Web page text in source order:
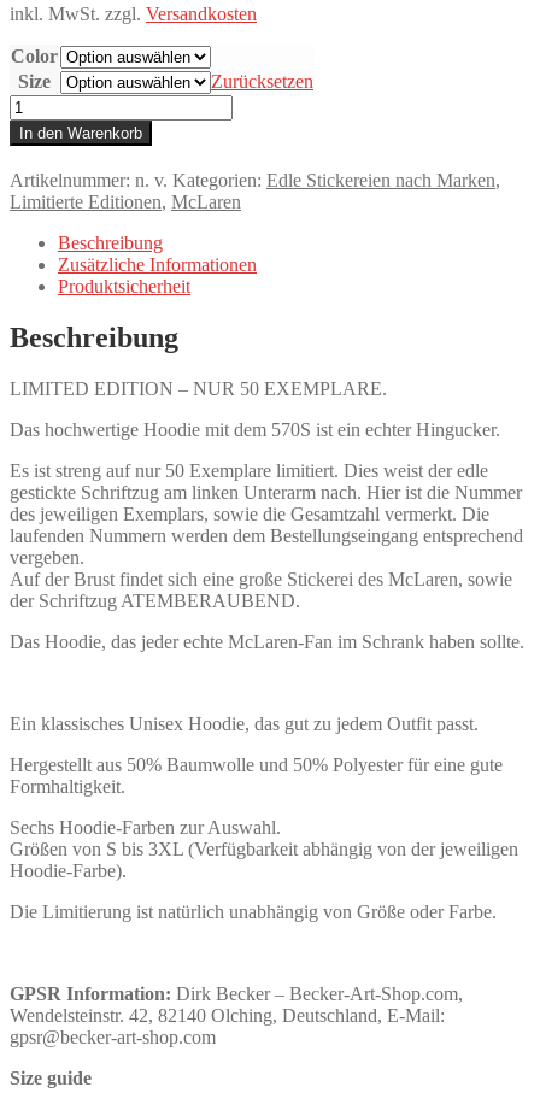
inkl. MwSt. zzgl. Versandkosten
Color
Size
Zurücksetzen
Streng
limitiertes
Hoodie,
nur
50
Exemplare,
McLaren
Vorderseite
edel
Menge
In den Warenkorb
Artikelnummer: n. v. Kategorien: Edle Stickereien nach Marken,
Limitierte Editionen, McLaren
Beschreibung
Zusätzliche Informationen
Produktsicherheit
Beschreibung
LIMITED EDITION – NUR 50 EXEMPLARE.
Das hochwertige Hoodie mit dem 570S ist ein echter Hingucker.
Es ist streng auf nur 50 Exemplare limitiert. Dies weist der edle
gestickte Schriftzug am linken Unterarm nach. Hier ist die Nummer
des jeweiligen Exemplars, sowie die Gesamtzahl vermerkt. Die
laufenden Nummern werden dem Bestellungseingang entsprechend
vergeben.
Auf der Brust findet sich eine große Stickerei des McLaren, sowie
der Schriftzug ATEMBERAUBEND.
Das Hoodie, das jeder echte McLaren-Fan im Schrank haben sollte.
Ein klassisches Unisex Hoodie, das gut zu jedem Outfit passt.
Hergestellt aus 50% Baumwolle und 50% Polyester für eine gute
Formhaltigkeit.
Sechs Hoodie-Farben zur Auswahl.
Größen von S bis 3XL (Verfügbarkeit abhängig von der jeweiligen
Hoodie-Farbe).
Die Limitierung ist natürlich unabhängig von Größe oder Farbe.
GPSR Information: Dirk Becker – Becker-Art-Shop.com,
Wendelsteinstr. 42, 82140 Olching, Deutschland, E-Mail:
gpsr@becker-art-shop.com
Size guide